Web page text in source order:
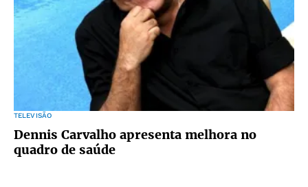
TELEVISÃO
Dennis Carvalho apresenta melhora no
quadro de saúde